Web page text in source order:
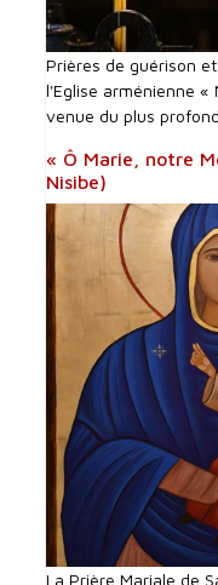
Prières de guérison
l'Eglise arménienne
venue du plus
« Ô Marie, notre
Nisibe)
La Prière Mariale de